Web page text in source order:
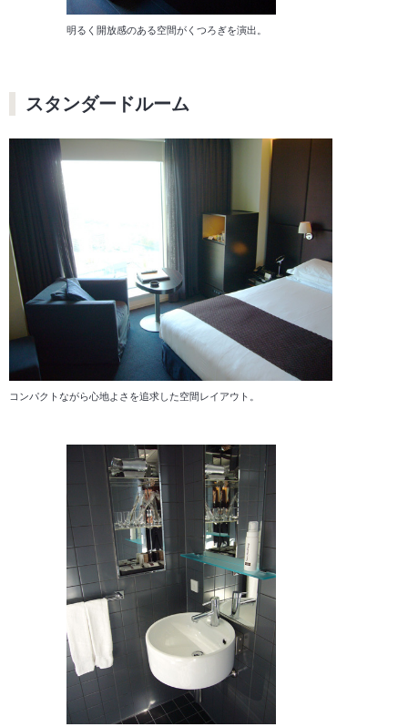
明るく開放感のある空間がくつろぎを演出。
スタンダードルーム
コンパクトながら心地よさを追求した空間レイアウト。